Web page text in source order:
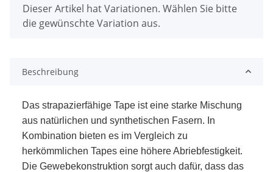
x
Dieser Artikel hat Variationen. Wählen Sie bitte
die gewünschte Variation aus.
Beschreibung
Das strapazierfähige Tape ist eine starke Mischung
aus natürlichen und synthetischen Fasern. In
Kombination bieten es im Vergleich zu
herkömmlichen Tapes eine höhere Abriebfestigkeit.
Die Gewebekonstruktion sorgt auch dafür, dass das